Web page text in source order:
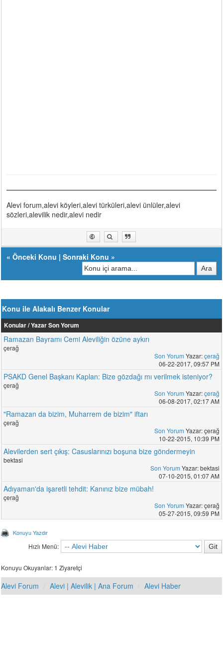
Alevi forum,alevi köyleri,alevi türküleri,alevi ünlüler,alevi
sözleri,alevilik nedir,alevi nedir
«Önceki Konu |Sonraki Konu »
Konu ile Alakalı Benzer Konular
Konular / YazarSon Yorum
Ramazan Bayramı Cemi Aleviliğin özüne aykırı
çerağ
Son Yorum Yazar:çerağ
06-22-2017, 09:57 PM
PSAKD Genel Başkanı Kaplan: Bize gözdağı mı verilmek isteniyor?
çerağ
Son Yorum Yazar:çerağ
06-08-2017, 02:17 AM
"Ramazan da bizim, Muharrem de bizim" iftarı
çerağ
Son Yorum Yazar: çerağ
10-22-2015, 10:39 PM
Alevilerden sert çıkış: Casuslarınızı boşuna bize göndermeyin
bektasi
Son Yorum Yazar: bektasi
07-10-2015, 01:07 AM
Adıyaman'da işaretli tehdit: Kanınız bize mübah!
çerağ
Son Yorum Yazar: çerağ
05-27-2015, 09:59 PM
Konuyu Yazdır
Hızlı Menü:
Konuyu Okuyanlar: 1 Ziyaretçi
Alevi Forum Alevi | Alevilik | Ana Forum Alevi Haber